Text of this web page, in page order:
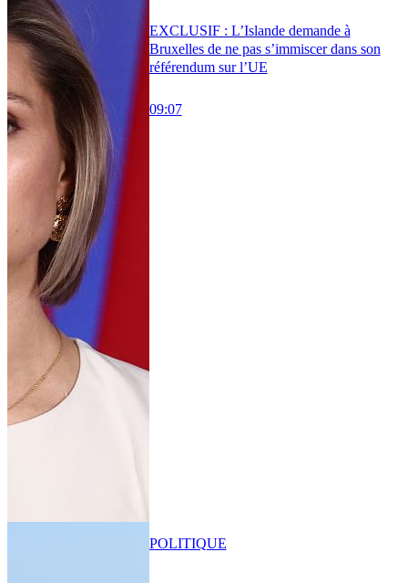
EXCLUSIF : L’Islande demande à
Bruxelles de ne pas s’immiscer dans son
référendum sur l’UE
09:07
POLITIQUE